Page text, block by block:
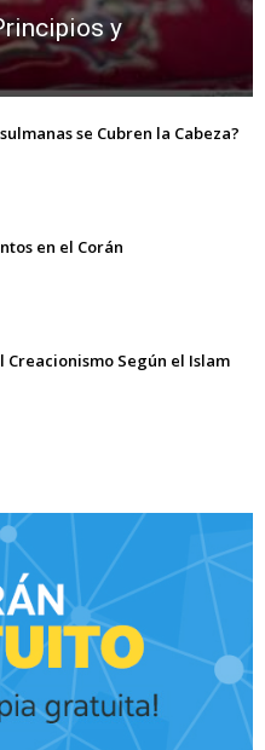
y
se Cubren la Cabeza?
en el Corán
Creacionismo Según el Islam